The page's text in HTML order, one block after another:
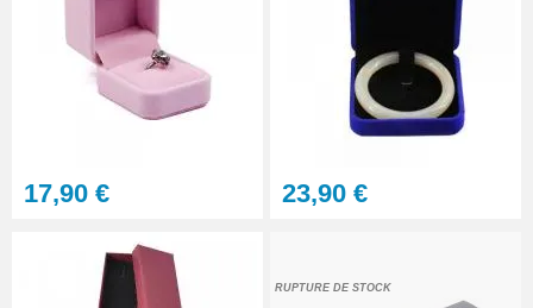
17,90 € 23,90 €
RUPTURE DE STOCK